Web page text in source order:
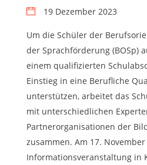
19 Dezember 2023
Um die Schüler der
der Sprachförderung (BOSp)
einem qualifizierten
Einstieg in eine Berufliche
unterstützen, arbeitet das
mit unterschiedlichen
Partnerorganisationen der
zusammen. Am 17.
Informationsveranstaltung in